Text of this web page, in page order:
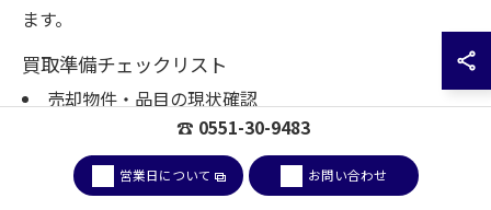
ます。
買取準備チェックリスト
売却物件・品目の現状確認
必要書類の収集と確認
査定希望日の調整
地元業者の比較・選定
☎ 0551-30-9483
営業日について お問い合わせ